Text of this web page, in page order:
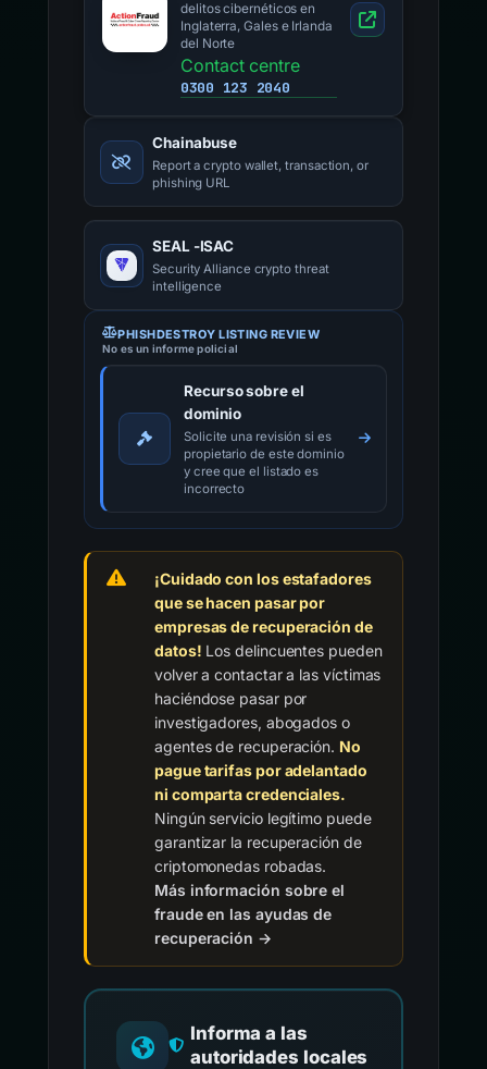
delitos cibernéticos en
Inglaterra, Gales e Irlanda
del Norte
Contact centre
0300 123 2040
Chainabuse
Report a crypto wallet, transaction, or
phishing URL
SEAL -ISAC
Security Alliance crypto threat
intelligence
PHISHDESTROY LISTING REVIEW
No es un informe policial
Recurso sobre el
dominio
Solicite una revisión si es
propietario de este dominio
y cree que el listado es
incorrecto
¡Cuidado con los estafadores
que se hacen pasar por
empresas de recuperación de
datos! Los delincuentes pueden
volver a contactar a las víctimas
haciéndose pasar por
investigadores, abogados o
agentes de recuperación. No
pague tarifas por adelantado
ni comparta credenciales.
Ningún servicio legítimo puede
garantizar la recuperación de
criptomonedas robadas.
Más información sobre el
fraude en las ayudas de
recuperación →
Informa a las
autoridades locales